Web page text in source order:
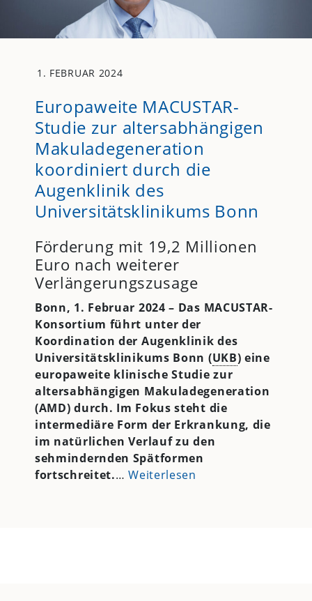
1. FEBRUAR 2024
Europaweite MACUSTAR-
Studie zur altersabhängigen
Makuladegeneration
koordiniert durch die
Augenklinik des
Universitätsklinikums Bonn
Förderung mit 19,2 Millionen
Euro nach weiterer
Verlängerungszusage
Bonn, 1. Februar 2024 – Das MACUSTAR-
Konsortium führt unter der
Koordination der Augenklinik des
Universitätsklinikums Bonn (UKB) eine
europaweite klinische Studie zur
altersabhängigen Makuladegeneration
(AMD) durch. Im Fokus steht die
intermediäre Form der Erkrankung, die
im natürlichen Verlauf zu den
sehmindernden Spätformen
fortschreitet.…Weiterlesen